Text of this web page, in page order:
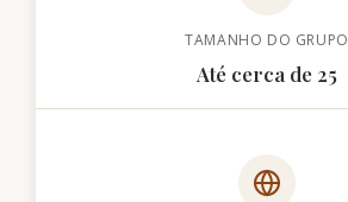
TAMANHO DO GRUPO
Até cerca de 25